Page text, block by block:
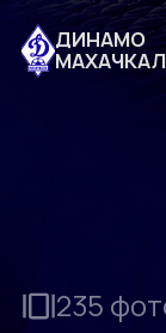
ДИНАМО
235